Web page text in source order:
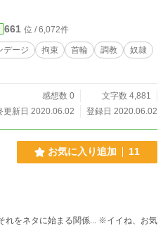
661 位 / 6,072件
デージ 拘束 首輪 調教
奴隷
感想数 0
文字数 4,881
更新日 2020.06.02
登録日 2020.06.02
お気に入り追加 11
始まる関係... ※イイね、お気